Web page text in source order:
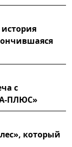
с
ПЛЮС»
который